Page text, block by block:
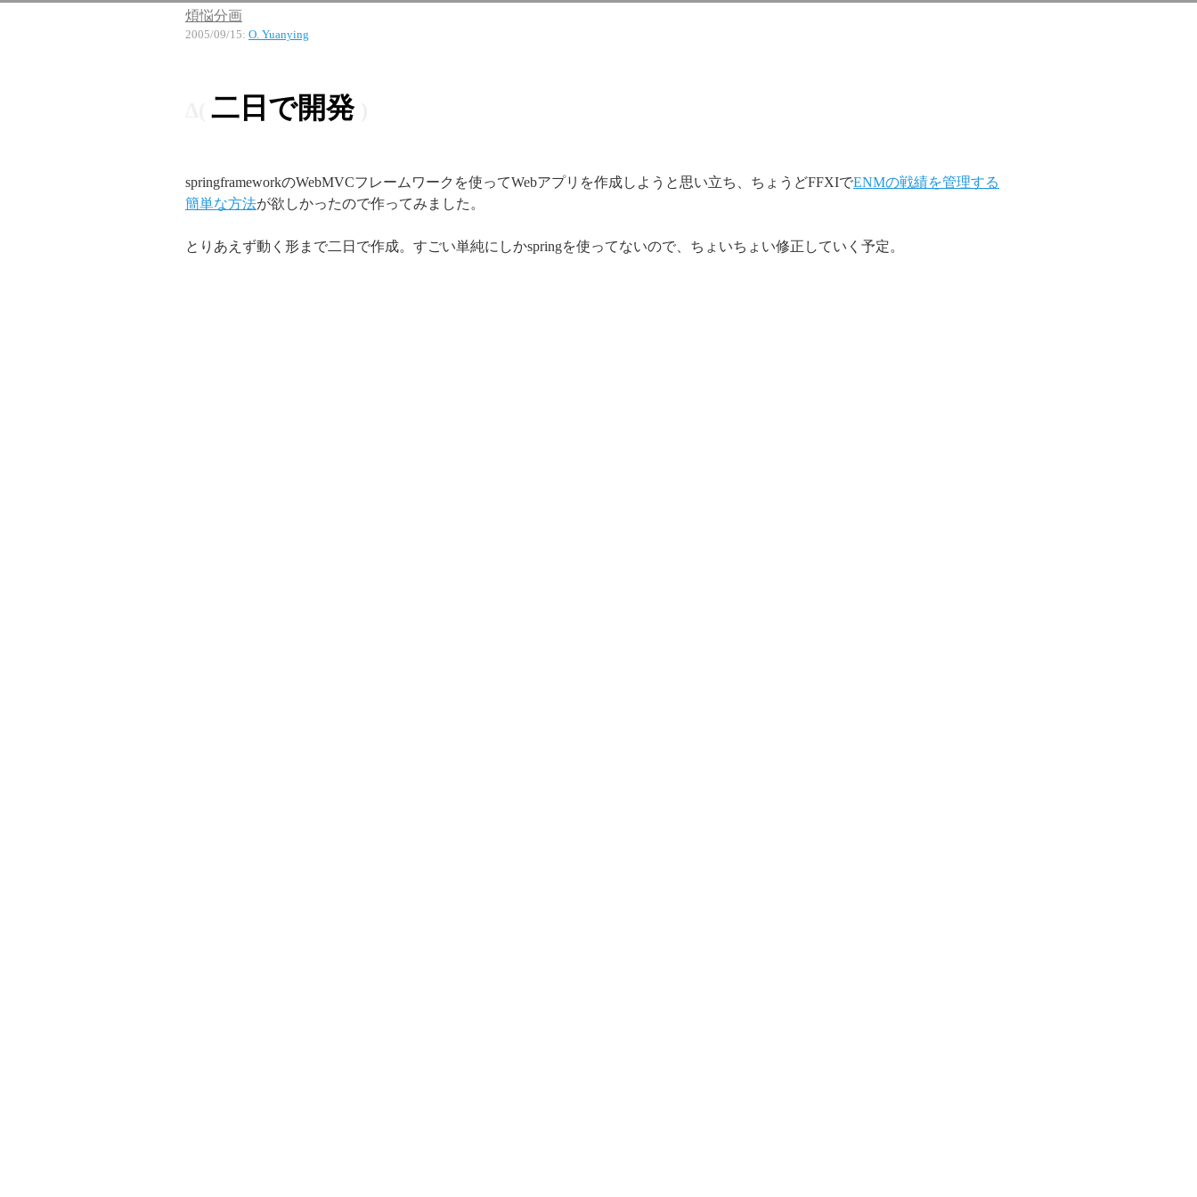
煩悩分画
2005/09/15: O. Yuanying
二日で開発
springframeworkのWebMVCフレームワークを使ってWebアプリを作成しようと思い立ち、ちょうどFFXIでENMの戦績を管理する
簡単な方法が欲しかったので作ってみました。
とりあえず動く形まで二日で作成。すごい単純にしかspringを使ってないので、ちょいちょい修正していく予定。